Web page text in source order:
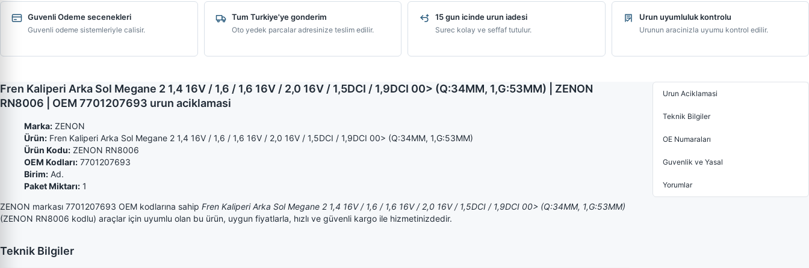
Guvenli Odeme secenekleri
Guvenli odeme sistemleriyle calisir.
Tum Turkiye'ye gonderim
Oto yedek parcalar adresinize teslim edilir.
15 gun icinde urun iadesi
Surec kolay ve seffaf tutulur.
Urun uyumluluk kontrolu
Urunun aracinizla uyumu kontrol edilir.
Fren Kaliperi Arka Sol Megane 2 1,4 16V / 1,6 / 1,6 16V / 2,0 16V / 1,5DCI / 1,9DCI 00> (Q:34MM, 1,G:53MM) | ZENON
RN8006 | OEM 7701207693 urun aciklamasi
Marka: ZENON
Ürün: Fren Kaliperi Arka Sol Megane 2 1,4 16V / 1,6 / 1,6 16V / 2,0 16V / 1,5DCI / 1,9DCI 00> (Q:34MM, 1,G:53MM)
Ürün Kodu: ZENON RN8006
OEM Kodları: 7701207693
Birim: Ad.
Paket Miktarı: 1
ZENON markası 7701207693 OEM kodlarına sahip Fren Kaliperi Arka Sol Megane 2 1,4 16V / 1,6 / 1,6 16V / 2,0 16V / 1,5DCI / 1,9DCI 00> (Q:34MM, 1,G:53MM)
(ZENON RN8006 kodlu) araçlar için uyumlu olan bu ürün, uygun fiyatlarla, hızlı ve güvenli kargo ile hizmetinizdedir.
Teknik Bilgiler
Urun Aciklamasi
Teknik Bilgiler
OE Numaraları
Guvenlik ve Yasal
Yorumlar